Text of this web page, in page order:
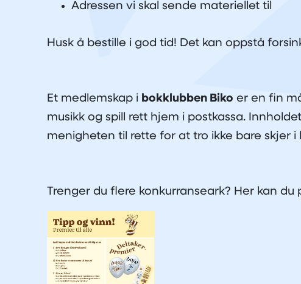
Adressen vi skal sende materiellet til
Husk å bestille i god tid! Det kan oppstå
Et medlemskap i bokklubben Biko er en fin
musikk og spill rett hjem i postkassa.
menigheten til rette for at tro ikke bare skjer i
Trenger du flere konkurranseark? Her kan